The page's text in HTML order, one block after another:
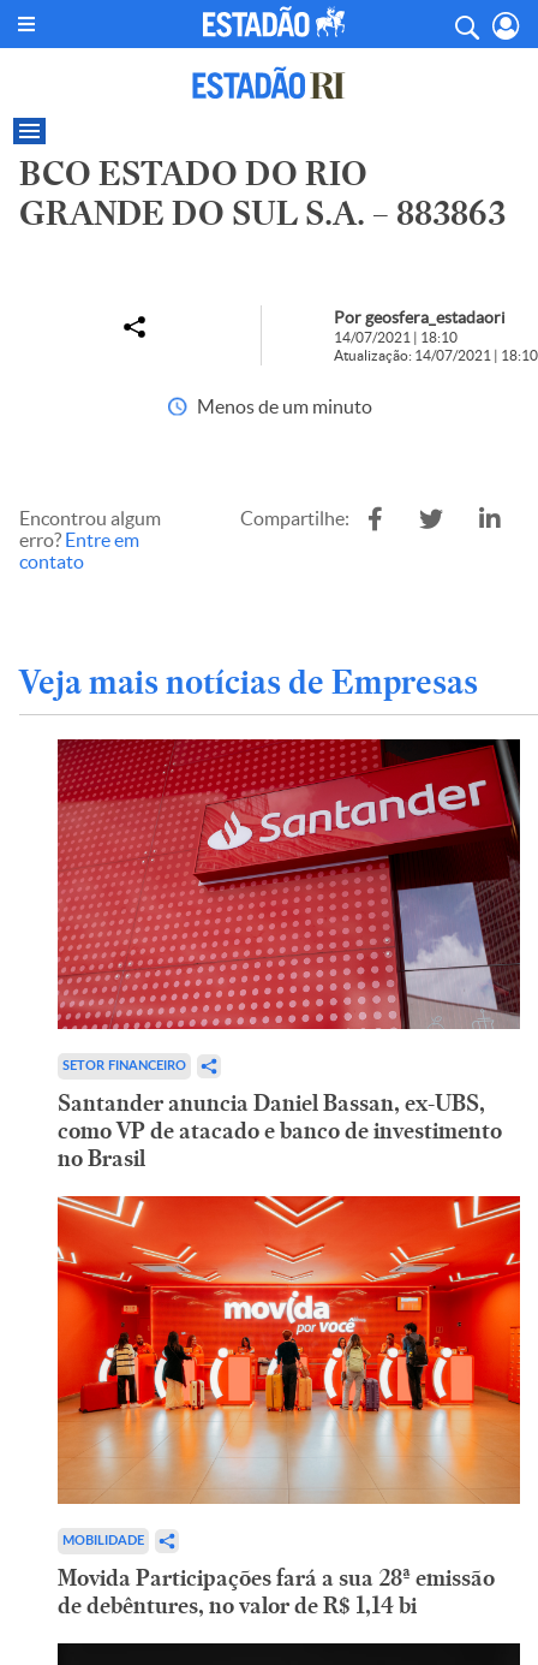
BCO ESTADO DO RIO
GRANDE DO SUL S.A. – 883863
Por geosfera_estadaori
14/07/2021 | 18:10
Atualização: 14/07/2021 | 18:10
Menos de um minuto
Encontrou algum
erro? Entre em
contato
Compartilhe:
Veja mais notícias de Empresas
SETOR FINANCEIRO
Santander anuncia Daniel Bassan, ex-UBS,
como VP de atacado e banco de investimento
no Brasil
MOBILIDADE
Movida Participações fará a sua 28ª emissão
de debêntures, no valor de R$ 1,14 bi